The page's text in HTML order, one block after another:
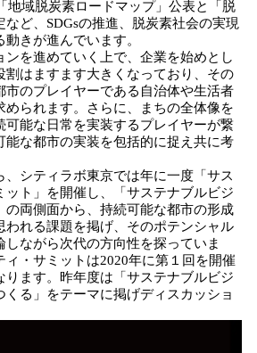
地域脱炭素ロードマップ」公表と「脱
ど、SDGsの推進、脱炭素社会の実現
きが進んでいます。
を進めていく上で、企業を始めとし
割はますます大きくなっており、その
市のプレイヤーである自治体や生活者
められます。さらに、まちの全体像を
可能な日常を実装するプレイヤーが繋
能な都市の実装を包括的に捉え共に考
シティラボ東京では年に一度「サス
ット」を開催し、「サステナブルビジ
の両側面から、持続可能な都市の形成
われる課題を掲げ、そのポテンシャル
ながら次代の方向性を探っていま
ィ・サミットは2020年に第１回を開催
ります。昨年度は「サステナブルビジ
くる」をテーマに掲げディスカッショ